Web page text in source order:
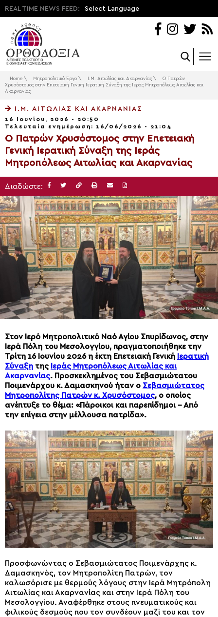
REAL TIME NEWS FEED: Select Language
Home \ Μητροπολιτικό Έργο \ Ι.Μ. Αιτωλίας και Ακαρνανίας \
Ο Πατρών
Χρυσόστομος στην Επετειακή Γενική Ιερατική Σύναξη της Ιεράς Μητροπόλεως Αιτωλίας και
Ακαρνανίας
Ι.Μ. ΑΙΤΩΛΊΑΣ ΚΑΙ ΑΚΑΡΝΑΝΊΑΣ
16 Ιουνίου, 2026 - 20:50
Τελευταία ενημέρωση: 16/06/2026 - 21:04
Ο Πατρών Χρυσόστομος στην Επετειακή
Γενική Ιερατική Σύναξη της Ιεράς
Μητροπόλεως Αιτωλίας και Ακαρνανίας
Διαδώστε:
Στον Ιερό Μητροπολιτικό Ναό Αγίου Σπυρίδωνος, στην
Ιερά Πόλη του Μεσολογγίου, πραγματοποιήθηκε την
Τρίτη 16 Ιουνίου 2026 η έκτη Επετειακή Γενική Ιερατική
Σύναξη της Ιεράς Μητροπόλεως Αιτωλίας και
Ακαρνανίας. Προσκεκλημένος του Σεβασμιώτατου
Ποιμενάρχου κ. Δαμασκηνού ήταν ο Σεβασμιώτατος
Μητροπολίτης Πατρών κ. Χρυσόστομος, ο οποίος
ανέπτυξε το θέμα: «Πάροικοι και παρεπίδημοι – Από
την επίγεια στην μέλλουσα πατρίδα».
Προσφωνώντας ο Σεβασμιώτατος Ποιμενάρχης κ.
Δαμασκηνός, τον Μητροπολίτη Πατρών, τον
καλωσόρισε με θερμούς λόγους στην Ιερά Μητρόπολη
Αιτωλίας και Ακαρνανίας και στην Ιερά Πόλη του
Μεσολογγίου. Αναφέρθηκε στους πνευματικούς και
φιλικούς δεσμούς που τον συνδέουν μαζί του και τον